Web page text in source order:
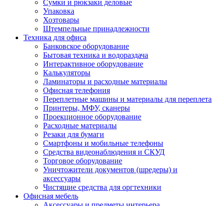
Сумки и рюкзаки деловые
Упаковка
Хозтовары
Штемпельные принадлежности
Техника для офиса
Банковское оборудование
Бытовая техника и водораздача
Интерактивное оборудование
Калькуляторы
Ламинаторы и расходные материалы
Офисная телефония
Переплетные машины и материалы для переплета
Принтеры, МФУ, сканеры
Проекционное оборудование
Расходные материалы
Резаки для бумаги
Смартфоны и мобильные телефоны
Средства видеонаблюдения и СКУД
Торговое оборудование
Уничтожители документов (шредеры) и
аксессуары
Чистящие средства для оргтехники
Офисная мебель